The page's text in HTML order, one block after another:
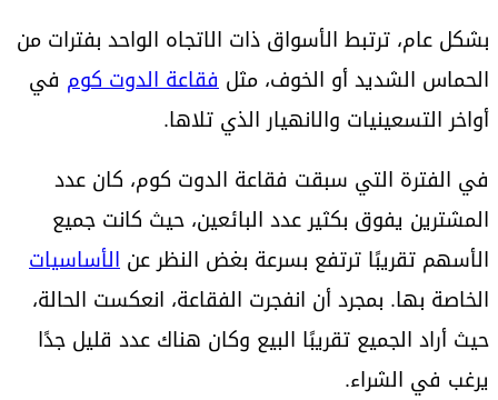
بشكل عام، ترتبط الأسواق ذات الاتجاه الواحد بفترات من
الحماس الشديد أو الخوف، مثل فقاعة الدوت كوم في
أواخر التسعينيات والانهيار الذي تلاها.
في الفترة التي سبقت فقاعة الدوت كوم، كان عدد
المشترين يفوق بكثير عدد البائعين، حيث كانت جميع
الأسهم تقريبًا ترتفع بسرعة بغض النظر عن الأساسيات
الخاصة بها. بمجرد أن انفجرت الفقاعة، انعكست الحالة،
حيث أراد الجميع تقريبًا البيع وكان هناك عدد قليل جدًا
يرغب في الشراء.